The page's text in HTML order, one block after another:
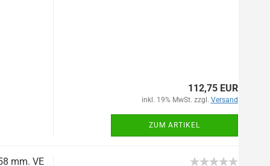
112,75 EUR
inkl. 19% MwSt. zzgl. Versand
ZUM ARTIKEL
mm. VE